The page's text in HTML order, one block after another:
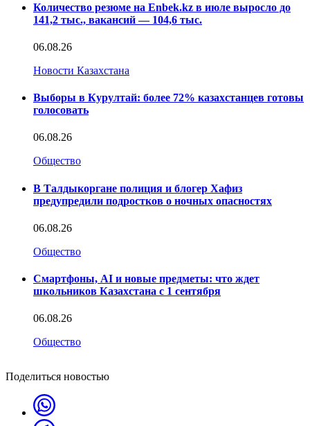
Количество резюме на Enbek.kz в июле выросло до
141,2 тыс., вакансий — 104,6 тыс.
06.08.26
Новости Казахстана
Выборы в Курултай: более 72% казахстанцев готовы
голосовать
06.08.26
Общество
В Талдыкоргане полиция и блогер Хафиз
предупредили подростков о ночных опасностях
06.08.26
Общество
Смартфоны, AI и новые предметы: что ждет
школьников Казахстана с 1 сентября
06.08.26
Общество
Поделиться новостью